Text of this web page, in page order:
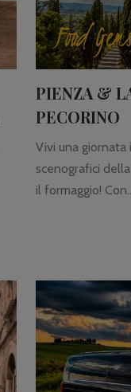
Food Gems
PIENZA &
PECORINO
Vivi una giornata
scenografici
il formaggio!